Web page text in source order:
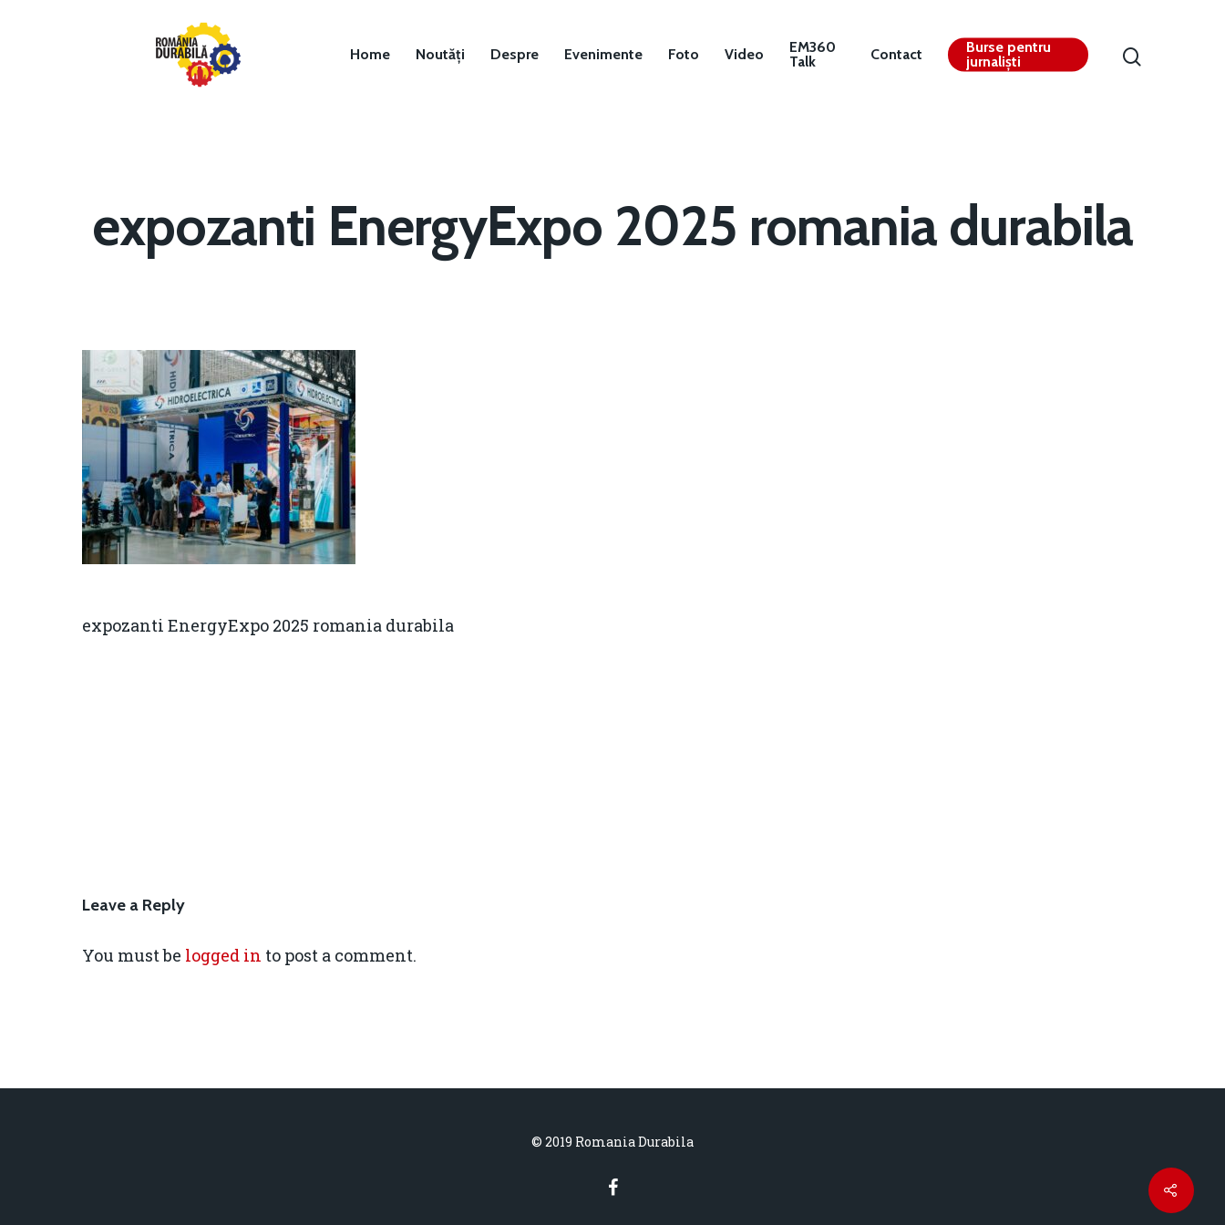
Hit enter to search or ESC to close
Home Noutăți Despre Evenimente Foto Video
EM360
Talk
Contact
Burse pentru
jurnaliști
expozanti EnergyExpo 2025 romania durabila
expozanti EnergyExpo 2025 romania durabila
Leave a Reply
You must be logged in to post a comment.
© 2019 Romania Durabila